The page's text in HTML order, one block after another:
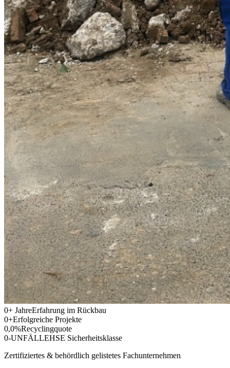
0+ JahreErfahrung im Rückbau
0+Erfolgreiche Projekte
0,0%Recyclingquote
0-UNFÄLLEHSE Sicherheitsklasse
Zertifiziertes & behördlich gelistetes Fachunternehmen